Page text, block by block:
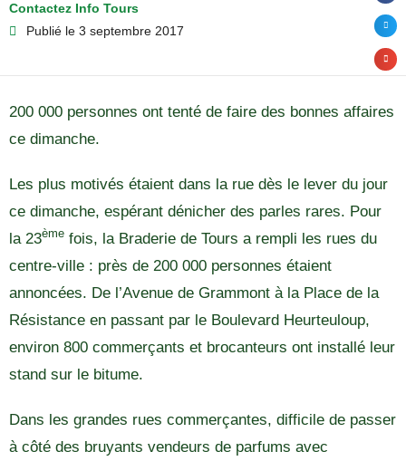
Contactez Info Tours
Publié le 3 septembre 2017
200 000 personnes ont tenté de faire des bonnes affaires
ce dimanche.
Les plus motivés étaient dans la rue dès le lever du jour
ce dimanche, espérant dénicher des parles rares. Pour
la 23ème fois, la Braderie de Tours a rempli les rues du
centre-ville : près de 200 000 personnes étaient
annoncées. De l’Avenue de Grammont à la Place de la
Résistance en passant par le Boulevard Heurteuloup,
environ 800 commerçants et brocanteurs ont installé leur
stand sur le bitume.
Dans les grandes rues commerçantes, difficile de passer
à côté des bruyants vendeurs de parfums avec